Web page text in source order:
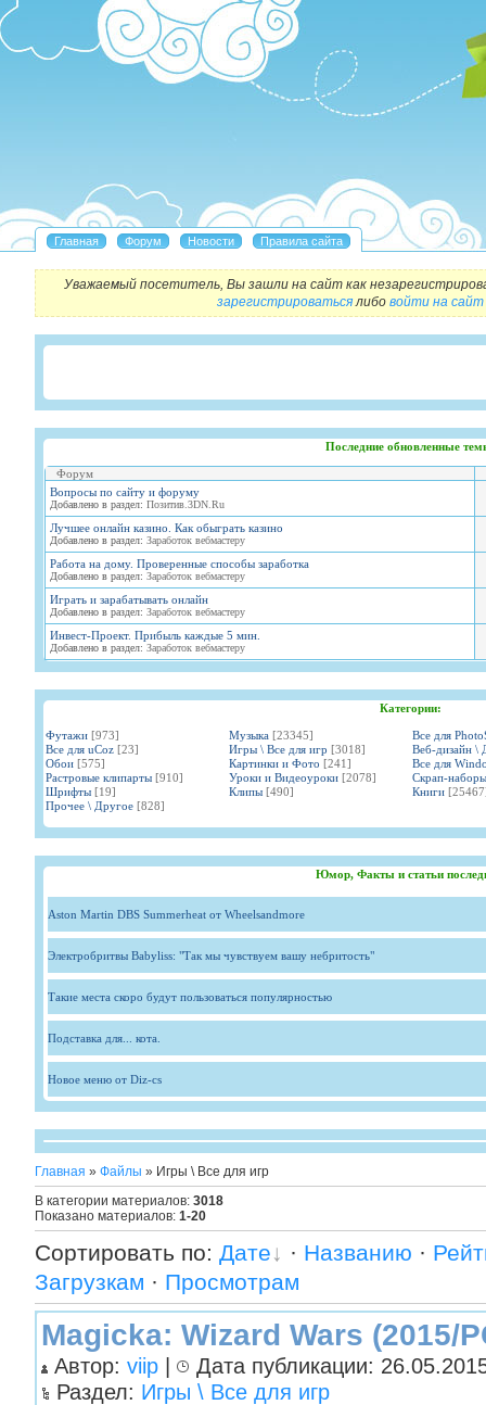
Уважаемый посетитель, Вы зашли на сайт как
зарегистрироватьсялибо войти на сайт
Последние обновленные
Форум
Вопросы по сайту и форуму
Добавлено в раздел: Позитив.3DN.Ru
Лучшее онлайн казино. Как обыграть казино
Добавлено в раздел: Заработок вебмастеру
Работа на дому. Проверенные способы заработка
Добавлено в раздел: Заработок вебмастеру
Играть и зарабатывать онлайн
Добавлено в раздел: Заработок вебмастеру
Инвест-Проект. Прибыль каждые 5 мин.
Добавлено в раздел: Заработок вебмастеру
Категории:
Футажи [973] Музыка [23345]
Все для
Все для uCoz [23] Игры \ Все для игр [3018]
Веб-дизайн \
Обои [575] Картинки и Фото [241]
Все для
Растровые клипарты [910] Уроки и Видеоуроки [2078]
Скрап-наборы
Шрифты [19] Клипы [490] Книги
Прочее \ Другое [828]
Юмор, Факты и статьи
Aston Martin DBS Summerheat от Wheelsandmore
Электробритвы Babyliss: "Так мы чувствуем вашу небритость"
Такие места скоро будут пользоваться популярностью
Подставка для... кота.
Новое меню от Diz-cs
Главная » Файлы » Игры \ Все для игр
В категории материалов: 3018
Показано материалов: 1-20
Сортировать по: Дате · Названию ·
Загрузкам · Просмотрам
Magicka: Wizard Wars (2015/
Автор: viip |
Дата публикации:
Раздел: Игры \ Все для игр